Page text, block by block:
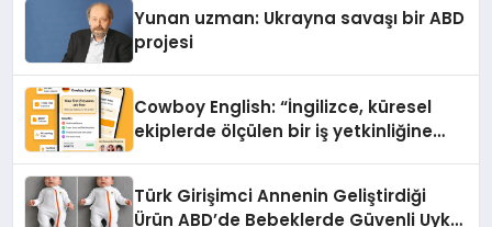
Yunan uzman: Ukrayna savaşı bir ABD
projesi
Cowboy English: “İngilizce, küresel
ekiplerde ölçülen bir iş yetkinliğine
Türk Girişimci Annenin Geliştirdiği
Ürün ABD’de Bebeklerde Güvenli Uyku